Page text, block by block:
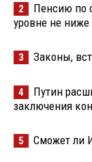
2
Пенсию по
уровне не ниже
3 Законы,
4
Путин
заключения
5 Сможет ли